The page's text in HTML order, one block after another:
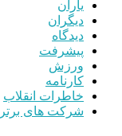
یاران
دیگران
دیدگاه
پیشرفت
ورزش
کارنامه
خاطرات انقلاب
شرکت های برتر